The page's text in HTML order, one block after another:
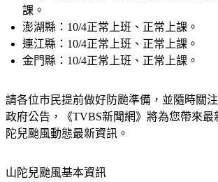
課。
澎湖縣： 10/4正常上班、正常上課。
連江縣： 10/4正常上班、正常上課。
金門縣： 10/4正常上班、正常上課。
請各位市民提前做好防颱準備，並隨時關
政府公告，《TVBS新聞網》將為您帶來最
陀兒颱風動態最新資訊。
山陀兒颱風基本資訊